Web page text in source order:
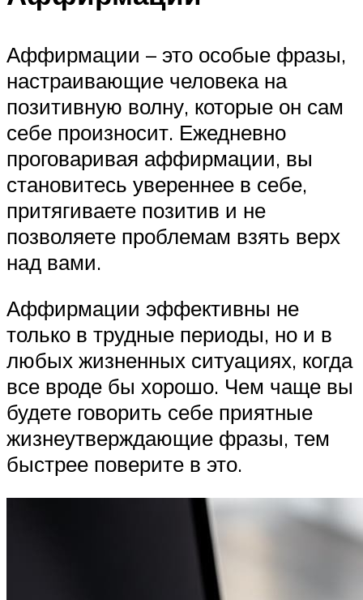
Аффирмации – это особые фразы,
настраивающие человека на
позитивную волну, которые он сам
себе произносит. Ежедневно
проговаривая аффирмации, вы
становитесь увереннее в себе,
притягиваете позитив и не
позволяете проблемам взять верх
над вами.
Аффирмации эффективны не
только в трудные периоды, но и в
любых жизненных ситуациях, когда
все вроде бы хорошо. Чем чаще вы
будете говорить себе приятные
жизнеутверждающие фразы, тем
быстрее поверите в это.